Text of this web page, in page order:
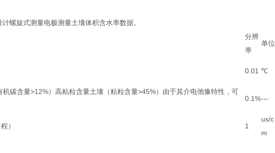
旋式测量电极测量土壤体积含水率数据。
分辨
率
单位
0.01 ℃
碳含量>12%）高粘粒含量土壤（粘粒含量>45%）由于其介电弛豫特性，可
0.1%---
） 1
us/c
m